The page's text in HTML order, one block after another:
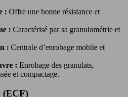
: Offre une bonne résistance et
: Caractérisé par sa granulométrie et
: Centrale d’enrobage mobile et
: Enrobage des granulats,
et compactage.
(ECF)